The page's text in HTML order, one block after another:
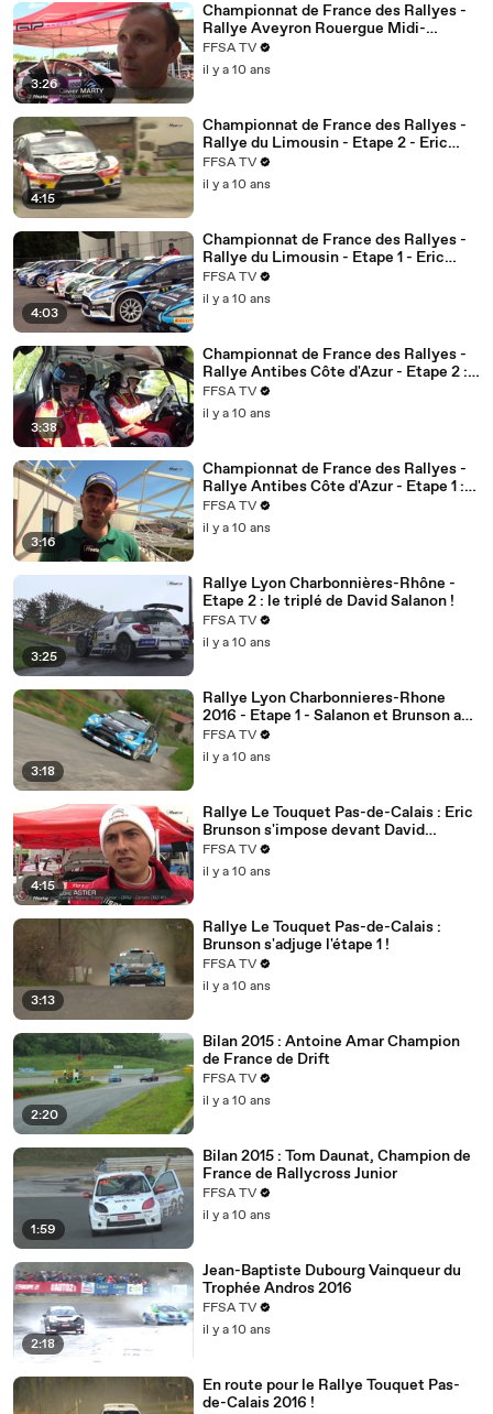
3:26
Championnat de France des Rallyes -
Rallye Aveyron Rouergue Midi-
Pyrénées - Etape 1
FFSA TV
il y a 10 ans
4:15
Championnat de France des Rallyes -
Rallye du Limousin - Etape 2 - Eric
Brunson s'impose
FFSA TV
il y a 10 ans
4:03
Championnat de France des Rallyes -
Rallye du Limousin - Etape 1 - Eric
Brunson pointe en tête
FFSA TV
il y a 10 ans
3:38
Championnat de France des Rallyes -
Rallye Antibes Côte d'Azur - Etape 2 :
David Salanon a tenu bon !
FFSA TV
il y a 10 ans
3:16
Championnat de France des Rallyes -
Rallye Antibes Côte d'Azur - Etape 1 :
David Salanon en patron !
FFSA TV
il y a 10 ans
3:25
Rallye Lyon Charbonnières-Rhône -
Etape 2 : le triplé de David Salanon !
FFSA TV
il y a 10 ans
3:18
Rallye Lyon Charbonnieres-Rhone
2016 - Etape 1 - Salanon et Brunson au
coude a coude
FFSA TV
il y a 10 ans
4:15
Rallye Le Touquet Pas-de-Calais : Eric
Brunson s'impose devant David
Salanon et Sylvain Michel !
FFSA TV
il y a 10 ans
3:13
Rallye Le Touquet Pas-de-Calais :
Brunson s'adjuge l'étape 1 !
FFSA TV
il y a 10 ans
2:20
Bilan 2015 : Antoine Amar Champion
de France de Drift
FFSA TV
il y a 10 ans
1:59
Bilan 2015 : Tom Daunat, Champion de
France de Rallycross Junior
FFSA TV
il y a 10 ans
2:18
Jean-Baptiste Dubourg Vainqueur du
Trophée Andros 2016
FFSA TV
il y a 10 ans
En route pour le Rallye Touquet Pas-
de-Calais 2016 !